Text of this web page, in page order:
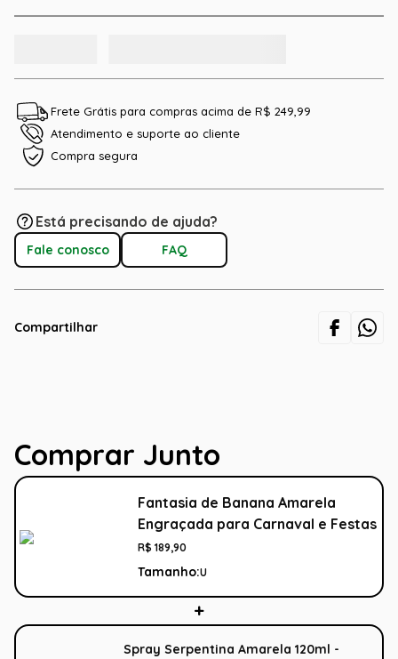
Frete Grátis para compras acima de R$ 249,99
Atendimento e suporte ao cliente
Compra segura
Está precisando de ajuda?
Fale conosco FAQ
Compartilhar
Comprar Junto
Fantasia de Banana Amarela
Engraçada para Carnaval e Festas
R$ 189,90
Tamanho:U
Spray Serpentina Amarela 120ml -